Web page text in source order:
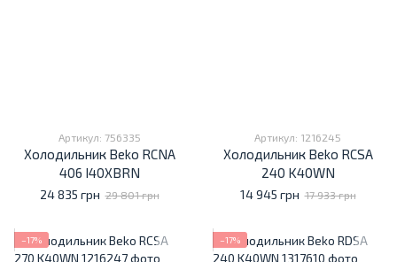
Артикул: 756335
Холодильник Beko RCNA
406 I40XBRN
24 835 грн 29 801 грн
Артикул: 1216245
Холодильник Beko RCSA
240 K40WN
14 945 грн 17 933 грн
−17% −17%